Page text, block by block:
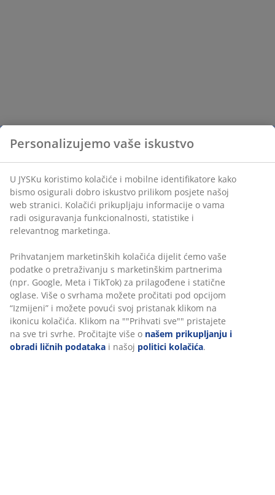
Personalizujemo vaše iskustvo
U JYSKu koristimo kolačiće i mobilne identifikatore kako
bismo osigurali dobro iskustvo prilikom posjete našoj
web stranici. Kolačići prikupljaju informacije o vama
radi osiguravanja funkcionalnosti, statistike i
relevantnog marketinga.
Prihvatanjem marketinških kolačića dijelit ćemo vaše
podatke o pretraživanju s marketinškim partnerima
(npr. Google, Meta i TikTok) za prilagođene i statične
oglase. Više o svrhama možete pročitati pod opcijom
“Izmijeni” i možete povući svoj pristanak klikom na
ikonicu kolačića. Klikom na ""Prihvati sve"" pristajete
na sve tri svrhe. Pročitajte više o našem prikupljanju i
obradi ličnih podataka i našoj politici kolačića.